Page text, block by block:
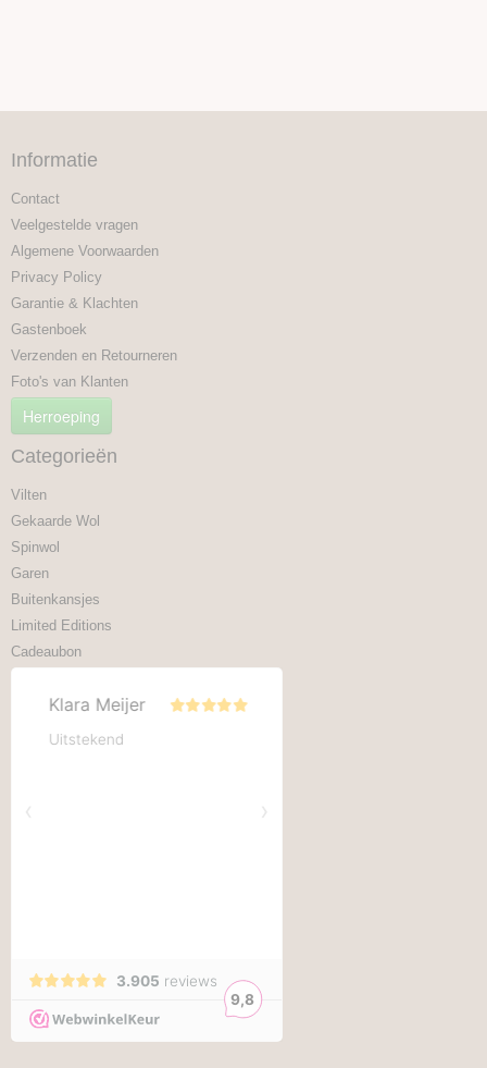
Informatie
Contact
Veelgestelde vragen
Algemene Voorwaarden
Privacy Policy
Garantie & Klachten
Gastenboek
Verzenden en Retourneren
Foto's van Klanten
Herroeping
Categorieën
Vilten
Gekaarde Wol
Spinwol
Garen
Buitenkansjes
Limited Editions
Cadeaubon